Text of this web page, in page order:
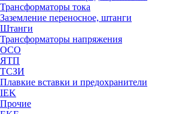
Трансформаторы тока
Заземление переносное, штанги
Штанги
Трансформаторы напряжения
ОСО
ЯТП
ТСЗИ
Плавкие вставки и предохранители
IEK
Прочие